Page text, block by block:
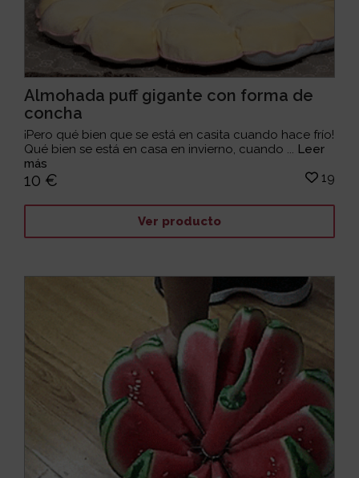
Almohada puff gigante con forma de
concha
¡Pero qué bien que se está en casita cuando hace frío!
Qué bien se está en casa en invierno, cuando ... Leer
más
10 € 19
Ver producto